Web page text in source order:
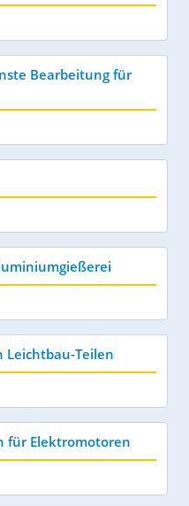
Bearbeitung für
Leichtbau-Teilen
für Elektromotoren